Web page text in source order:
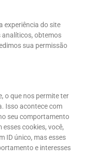
experiência do site
analíticos, obtemos
sua permissão
o que nos permite ter
Isso acontece com
seu comportamento
esses cookies, você,
ID único, mas esses
e interesses